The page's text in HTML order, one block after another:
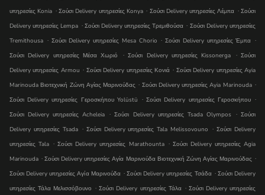
υπηρεσίες Konia . Ʃούσι Delivery υπηρεσίες Konya . Ʃούσι Delivery υπηρεσίες Λέμπα . Ʃούσι
Delivery υπηρεσίες Lempa . Ʃούσι Delivery υπηρεσίες Τρεμιθούσα . Ʃούσι Delivery υπηρεσίες
Tremithousa . Ʃούσι Delivery υπηρεσίες Mesa Chorio . Ʃούσι Delivery υπηρεσίες Έμπα .
Ʃούσι Delivery υπηρεσίες Μέσα Χωριό
. Ʃούσι Delivery υπηρεσίες Kissonerga . Ʃούσι
Delivery υπηρεσίες Armou . Ʃούσι Delivery υπηρεσίες Κονιά . Ʃούσι Delivery υπηρεσίες Ayia
Marinouda Βιοτεχνική Ζώνη Αγίας Μαρινούδας . Ʃούσι Delivery υπηρεσίες Ayia Marinouda .
Ʃούσι Delivery υπηρεσίες Γεροσκήπου Yolüstü . Ʃούσι Delivery υπηρεσίες Γεροσκήπου .
Ʃούσι Delivery υπηρεσίες Acheleia . Ʃούσι Delivery υπηρεσίες Tsada Olympos . Ʃούσι
Delivery υπηρεσίες Tsada . Ʃούσι Delivery υπηρεσίες Tala Melissovouno . Ʃούσι Delivery
υπηρεσίες Tala . Ʃούσι Delivery υπηρεσίες Marathounta . Ʃούσι Delivery υπηρεσίες Agia
Marinouda . Ʃούσι Delivery υπηρεσίες Αγία Μαρινούδα Βιοτεχνική Ζώνη Αγίας Μαρινούδας .
Ʃούσι Delivery υπηρεσίες Αγία Μαρινούδα . Ʃούσι Delivery υπηρεσίες Τσάδα . Ʃούσι Delivery
υπηρεσίες Τάλα Μελισσόβουνο . Ʃούσι Delivery υπηρεσίες Τάλα . Ʃούσι Delivery υπηρεσίες